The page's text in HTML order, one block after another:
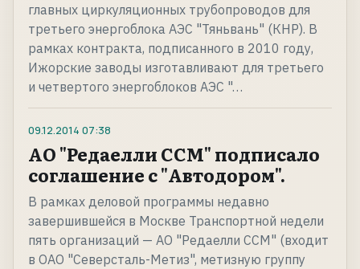
главных циркуляционных трубопроводов для
третьего энергоблока АЭС "Тяньвань" (КНР). В
рамках контракта, подписанного в 2010 году,
Ижорские заводы изготавливают для третьего
и четвертого энергоблоков АЭС "…
09.12.2014 07:38
АО "Редаелли ССМ" подписало
соглашение с "Автодором".
В рамках деловой программы недавно
завершившейся в Москве Транспортной недели
пять организаций — АО "Редаелли ССМ" (входит
в ОАО "Северсталь-Метиз", метизную группу